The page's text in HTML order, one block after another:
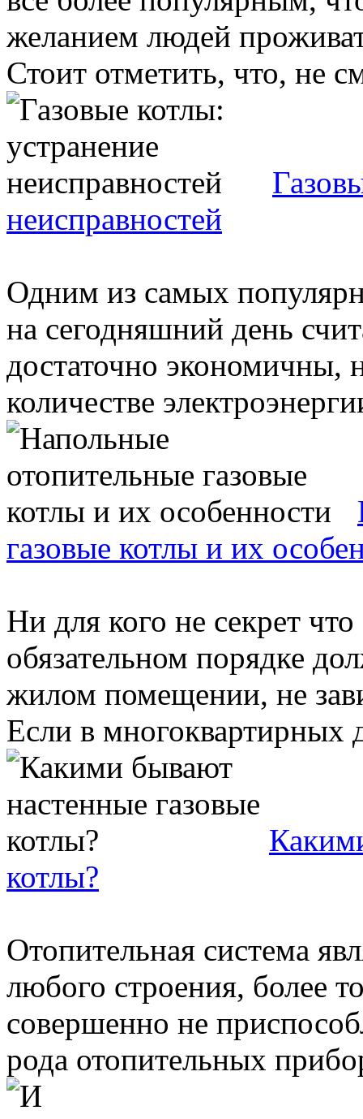
желанием людей
Стоит отметить, что, не
неисправностей
Одним из самых
на сегодняшний день
достаточно
количестве
газовые котлы и их
Ни для кого не секрет
обязательном порядке
жилом помещении, не
Если в многоквартирных
котлы?
Отопительная система
любого строения, более
совершенно не
рода отопительных